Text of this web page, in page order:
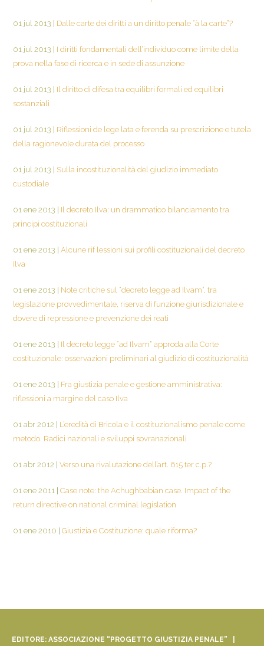
01 jul 2013 Dalle carte dei diritti a un diritto penale “à la carte”?
01 jul 2013
I diritti fondamentali dell’individuo come limite della
prova nella fase di ricerca e in sede di assunzione
01 jul 2013
Il diritto di difesa tra equilibri formali ed equilibri
sostanziali
01 jul 2013
Riflessioni de lege lata e ferenda su prescrizione e tutela
della ragionevole durata del processo
01 jul 2013
Sulla incostituzionalità del giudizio immediato
custodiale
01 ene 2013
Il decreto Ilva: un drammatico bilanciamento tra
principi costituzionali
01 ene 2013
Alcune rif lessioni sui profili costituzionali del decreto
Ilva
01 ene 2013
Note critiche sul “decreto legge ad Ilvam”, tra
legislazione provvedimentale, riserva di funzione giurisdizionale e
dovere di repressione e prevenzione dei reati
01 ene 2013
Il decreto legge “ad Ilvam” approda alla Corte
costituzionale: osservazioni preliminari al giudizio di costituzionalità
01 ene 2013
Fra giustizia penale e gestione amministrativa:
riflessioni a margine del caso Ilva
01 abr 2012
L’eredità di Bricola e il costituzionalismo penale come
metodo. Radici nazionali e sviluppi sovranazionali
01 abr 2012 Verso una rivalutazione dell’art. 615 ter c.p.?
01 ene 2011 Case note: the Achughbabian case. Impact of the
return directive on national criminal legislation
01 ene 2010 Giustizia e Costituzione: quale riforma?
EDITORE: ASSOCIAZIONE “PROGETTO GIUSTIZIA PENALE” |